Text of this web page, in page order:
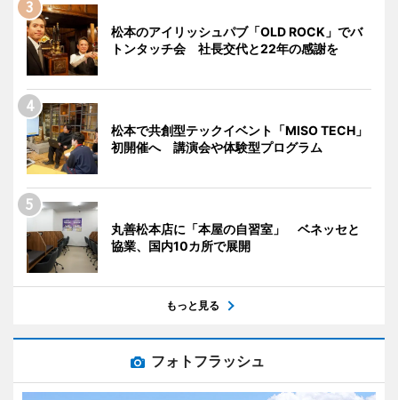
松本のアイリッシュパブ「OLD ROCK」でバ
トンタッチ会 社長交代と22年の感謝を
松本で共創型テックイベント「MISO TECH」
初開催へ 講演会や体験型プログラム
丸善松本店に「本屋の自習室」 ベネッセと
協業、国内10カ所で展開
もっと見る
フォトフラッシュ